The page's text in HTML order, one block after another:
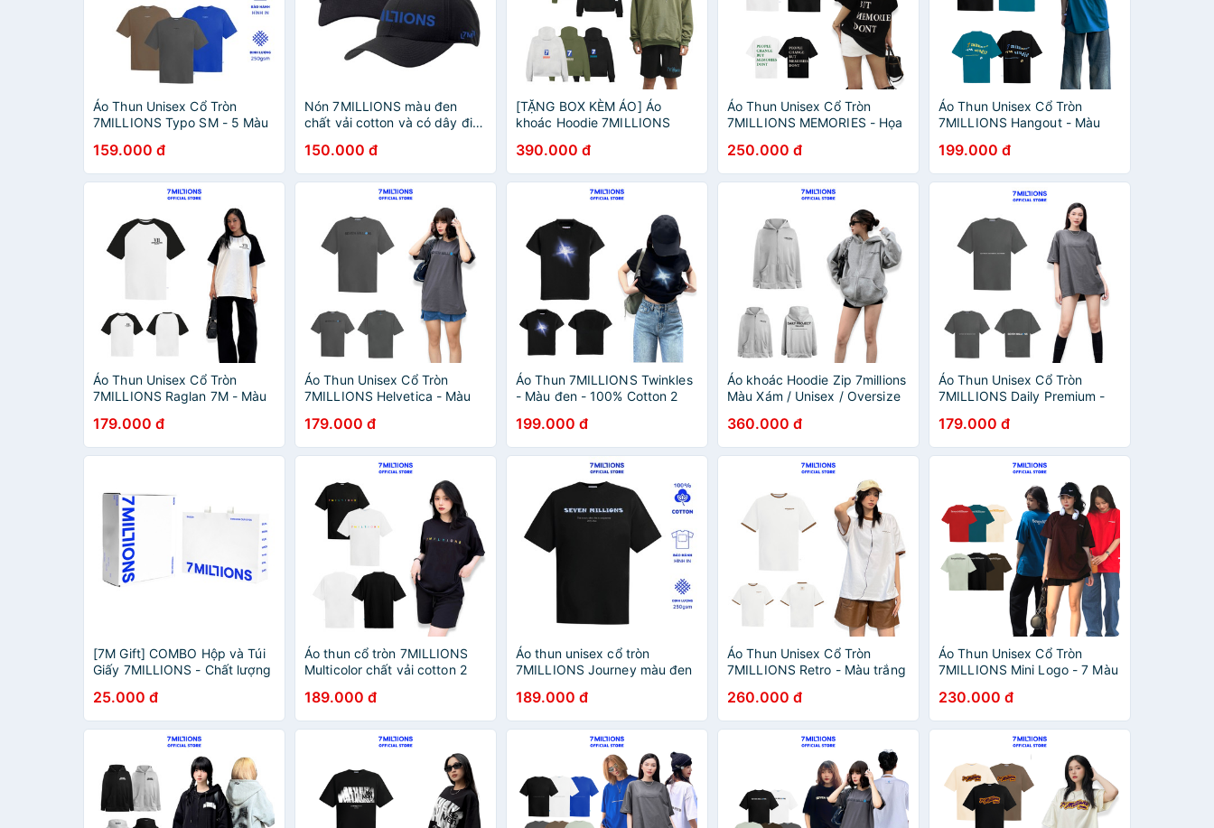
Áo Thun Unisex Cổ Tròn
7MILLIONS Typo SM - 5 Màu
Oversize
159.000 đ
Nón 7MILLIONS màu đen
chất vải cotton và có dây điều
150.000 đ
[TẶNG BOX KÈM ÁO] Áo
khoác Hoodie 7MILLIONS
Vải nỉ da cá - Form Oversized
390.000 đ
Áo Thun Unisex Cổ Tròn
7MILLIONS MEMORIES - Họa
Chiều - Form Oversized
250.000 đ
Áo Thun Unisex Cổ Tròn
7MILLIONS Hangout - Màu
cotton 2 chiều - Form
Oversized
199.000 đ
Áo Thun Unisex Cổ Tròn
7MILLIONS Raglan 7M - Màu
Chiều - Form Oversized
179.000 đ
Áo Thun Unisex Cổ Tròn
7MILLIONS Helvetica - Màu
Oversize
179.000 đ
Áo Thun 7MILLIONS Twinkles
- Màu đen - 100% Cotton 2
199.000 đ
Áo khoác Hoodie Zip 7millions
Màu Xám / Unisex / Oversize
360.000 đ
Áo Thun Unisex Cổ Tròn
7MILLIONS Daily Premium -
Form Oversize
179.000 đ
[7M Gift] COMBO Hộp và Túi
Giấy 7MILLIONS - Chất lượng
25.000 đ
Áo thun cổ tròn 7MILLIONS
Multicolor chất vải cotton 2
unisex oversize
189.000 đ
Áo thun unisex cổ tròn
7MILLIONS Journey màu đen
form oversize
189.000 đ
Áo Thun Unisex Cổ Tròn
7MILLIONS Retro - Màu trắng
Oversize
260.000 đ
Áo Thun Unisex Cổ Tròn
7MILLIONS Mini Logo - 7 Màu
Oversize
230.000 đ